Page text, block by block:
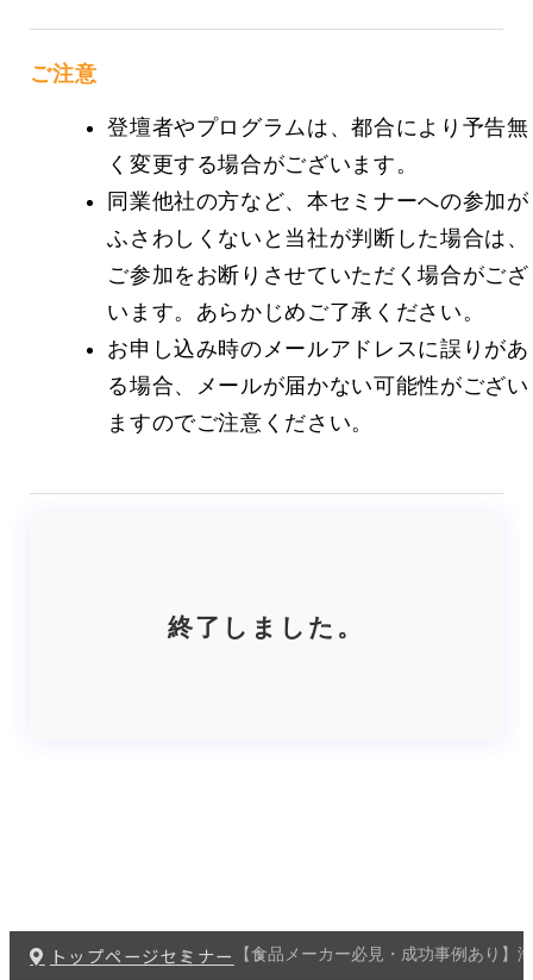
ご注意
登壇者やプログラムは、都合により予告無
く変更する場合がございます。
同業他社の方など、本セミナーへの参加が
ふさわしくないと当社が判断した場合は、
ご参加をお断りさせていただく場合がござ
います。あらかじめご了承ください。
お申し込み時のメールアドレスに誤りがあ
る場合、メールが届かない可能性がござい
ますのでご注意ください。
終了しました。
トップページセミナー 【食品メーカー必見・成功事例あり